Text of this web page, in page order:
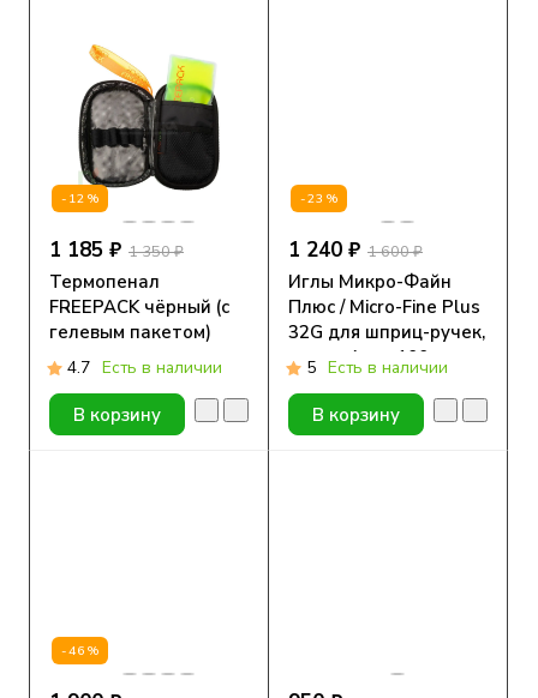
-12%
1 185 ₽ 1 350 ₽
Термопенал
FREEPACK чёрный (с
гелевым пакетом)
4.7 Есть в наличии
В корзину
-23%
1 240 ₽ 1 600 ₽
Иглы Микро-Файн
Плюс / Micro-Fine Plus
32G для шприц-ручек,
длина 4 мм, 100 шт.
5 Есть в наличии
В корзину
-46%